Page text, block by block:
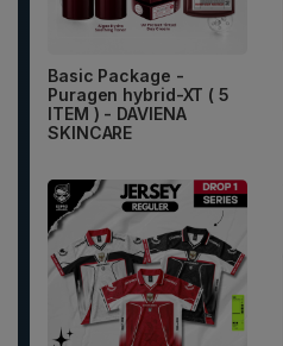
Basic Package -
Puragen hybrid-XT ( 5
ITEM ) - DAVIENA
SKINCARE